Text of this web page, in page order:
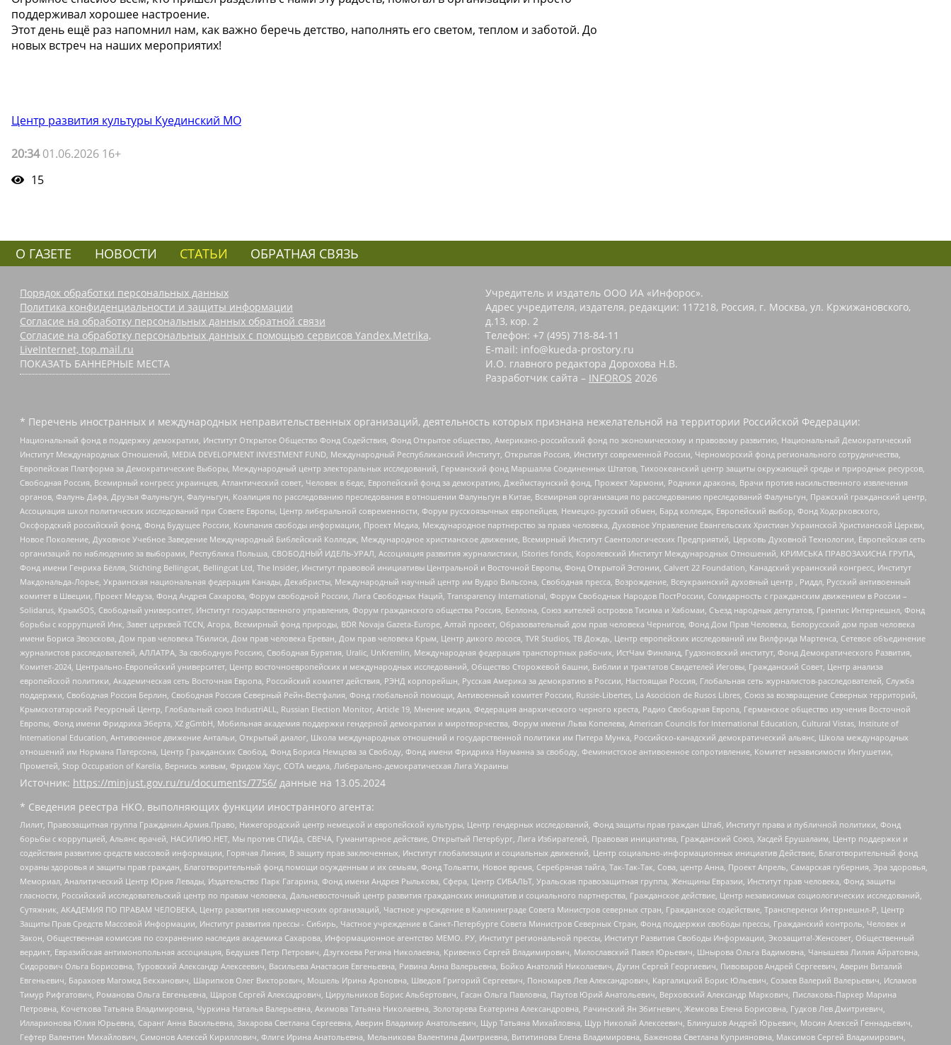
поддерживал хорошее настроение.
Этот день ещё раз напомнил нам, как важно беречь детство, наполнять его светом, теплом и заботой. До
новых встреч на наших мероприятих!
Центр развития культуры Куединский МО
20:3401.06.2026 16+
15
О ГАЗЕТЕ НОВОСТИ СТАТЬИ ОБРАТНАЯ СВЯЗЬ
Порядок обработки персональных данных
Политика конфиденциальности и защиты информации
Согласие на обработку персональных данных обратной связи
Согласие на обработку персональных данных с помощью сервисов Yandex.Metrika,
LiveInternet, top.mail.ru
ПОКАЗАТЬ БАННЕРНЫЕ МЕСТА
Учредитель и издатель ООО ИА «Инфорос».
Адрес учредителя, издателя, редакции: 117218, Россия, г. Москва, ул. Кржижановского,
д.13, кор. 2
Телефон: +7 (495) 718-84-11
E-mail: info@kueda-prostory.ru
И.О. главного редактора Дорохова Н.В.
Разработчик сайта – INFOROS 2026
* Перечень иностранных и международных неправительственных организаций, деятельность которых признана нежелательной на территории Российской Федерации:
Национальный фонд в поддержку демократии, Институт Открытое Общество Фонд Содействия, Фонд Открытое общество, Американо-российский фонд по экономическому и правовому развитию, Национальный Демократический
Институт Международных Отношений, MEDIA DEVELOPMENT INVESTMENT FUND, Международный Республиканский Институт, Открытая Россия, Институт современной России, Черноморский фонд регионального сотрудничества,
Европейская Платформа за Демократические Выборы, Международный центр электоральных исследований, Германский фонд Маршалла Соединенных Штатов, Тихоокеанский центр защиты окружающей среды и природных ресурсов,
Свободная Россия, Всемирный конгресс украинцев, Атлантический совет, Человек в беде, Европейский фонд за демократию, Джеймстаунский фонд, Прожект Хармони, Родники дракона, Врачи против насильственного извлечения
органов, Фалунь Дафа, Друзья Фалуньгун, Фалуньгун, Коалиция по расследованию преследования в отношении Фалуньгун в Китае, Всемирная организация по расследованию преследований Фалуньгун, Пражский гражданский центр,
Ассоциация школ политических исследований при Совете Европы, Центр либеральной современности, Форум русскоязычных европейцев, Немецко-русский обмен, Бард колледж, Европейский выбор, Фонд Ходорковского,
Оксфордский российский фонд, Фонд Будущее России, Компания свободы информации, Проект Медиа, Международное партнерство за права человека, Духовное Управление Евангельских Христиан Украинской Христианской Церкви,
Новое Поколение, Духовное Учебное Заведение Международный Библейский Колледж, Международное христианское движение, Всемирный Институт Саентологических Предприятий, Церковь Духовной Технологии, Европейская сеть
организаций по наблюдению за выборами, Республика Польша, СВОБОДНЫЙ ИДЕЛЬ-УРАЛ, Ассоциация развития журналистики, IStories fonds, Королевский Институт Международных Отношений, КРИМСЬКА ПРАВОЗАХИСНА ГРУПА,
Фонд имени Генриха Бёлля, Stichting Bellingcat, Bellingcat Ltd, The Insider, Институт правовой инициативы Центральной и Восточной Европы, Фонд Открытой Эстонии, Calvert 22 Foundation, Канадский украинский конгресс, Институт
Макдональда-Лорье, Украинская национальная федерация Канады, Декабристы, Международный научный центр им Вудро Вильсона, Свободная пресса, Возрождение, Всеукраинский духовный центр , Риддл, Русский антивоенный
комитет в Швеции, Проект Медуза, Фонд Андрея Сахарова, Форум свободной России, Лига Свободных Наций, Transparеncy International, Форум Свободных Народов ПостРоссии, Солидарность с гражданским движением в России –
Solidarus, КрымSOS, Свободный университет, Институт государственного управления, Форум гражданского общества Россия, Беллона, Союз жителей островов Тисима и Хабомаи, Съезд народных депутатов, Гринпис Интернешнл, Фонд
борьбы с коррупцией Инк, Завет церквей TCCN, Агора, Всемирный фонд природы, BDR Novaja Gazeta-Europe, Алтай проект, Образовательный дом прав человека Чернигов, Фонд Дом Прав Человека, Белорусский дом прав человека
имени Бориса Звозскова, Дом прав человека Тбилиси, Дом прав человека Ереван, Дом прав человека Крым, Центр дикого лосося, TVR Studios, ТВ Дождь, Центр европейских исследований им Вилфрида Мартенса, Сетевое объединение
журналистов расследователей, АЛЛАТРА, За свободную Россию, Свободная Бурятия, Uralic, UnKremlin, Международная федерация транспортных рабочих, ИстЧам Финланд, Гудзоновский институт, Фонд Демократического Развития,
Комитет-2024, Центрально-Европейский университет, Центр восточноевропейских и международных исследований, Общество Сторожевой башни, Библии и трактатов Свидетелей Иеговы, Гражданский Совет, Центр анализа
европейской политики, Академическая сеть Восточная Европа, Российский комитет действия, РЭНД корпорейшн, Русская Америка за демократию в России, Настоящая Россия, Глобальная сеть журналистов-расследователей, Служба
поддержки, Свободная Россия Берлин, Свободная Россия Северный Рейн-Вестфалия, Фонд глобальной помощи, Антивоенный комитет России, Russie-Libertes, La Asocicion de Rusos Libres, Союз за возвращение Северных территорий,
Крымскотатарский Ресурсный Центр, Глобальный союз IndustriALL, Russian Election Monitor, Article 19, Мнение медиа, Федерация анархического черного креста, Радио Свободная Европа, Германское общество изучения Восточной
Европы, Фонд имени Фридриха Эберта, XZ gGmbH, Мобильная академия поддержки гендерной демократии и миротворчества, Форум имени Льва Копелева, American Councils for International Education, Cultural Vistas, Institute of
International Education, Антивоенное движение Антальи, Открытый диалог, Школа международных отношений и государственной политики им Питера Мунка, Российско-канадский демократический альянс, Школа международных
отношений им Нормана Патерсона, Центр Гражданских Свобод, Фонд Бориса Немцова за Свободу, Фонд имени Фридриха Науманна за свободу, Феминистское антивоенное сопротивление, Комитет независимости Ингушетии,
Прометей, Stop Occupation of Karelia, Вернись живым, Фридом Хаус, СОТА медиа, Либерально-демократическая Лига Украины
Источник: https://minjust.gov.ru/ru/documents/7756/ данные на 13.05.2024
* Сведения реестра НКО, выполняющих функции иностранного агента:
Лилит, Правозащитная группа Гражданин.Армия.Право, Нижегородский центр немецкой и европейской культуры, Центр гендерных исследований, Фонд защиты прав граждан Штаб, Институт права и публичной политики, Фонд
борьбы с коррупцией, Альянс врачей, НАСИЛИЮ.НЕТ, Мы против СПИДа, СВЕЧА, Гуманитарное действие, Открытый Петербург, Лига Избирателей, Правовая инициатива, Гражданский Союз, Хасдей Ерушалаим, Центр поддержки и
содействия развитию средств массовой информации, Горячая Линия, В защиту прав заключенных, Институт глобализации и социальных движений, Центр социально-информационных инициатив Действие, Благотворительный фонд
охраны здоровья и защиты прав граждан, Благотворительный фонд помощи осужденным и их семьям, Фонд Тольятти, Новое время, Серебряная тайга, Так-Так-Так, Сова, центр Анна, Проект Апрель, Самарская губерния, Эра здоровья,
Мемориал, Аналитический Центр Юрия Левады, Издательство Парк Гагарина, Фонд имени Андрея Рылькова, Сфера, Центр СИБАЛЬТ, Уральская правозащитная группа, Женщины Евразии, Институт прав человека, Фонд защиты
гласности, Российский исследовательский центр по правам человека, Дальневосточный центр развития гражданских инициатив и социального партнерства, Гражданское действие, Центр независимых социологических исследований,
Сутяжник, АКАДЕМИЯ ПО ПРАВАМ ЧЕЛОВЕКА, Центр развития некоммерческих организаций, Частное учреждение в Калининграде Совета Министров северных стран, Гражданское содействие, Трансперенси Интернешнл-Р, Центр
Защиты Прав Средств Массовой Информации, Институт развития прессы - Сибирь, Частное учреждение в Санкт-Петербурге Совета Министров Северных Стран, Фонд поддержки свободы прессы, Гражданский контроль, Человек и
Закон, Общественная комиссия по сохранению наследия академика Сахарова, Информационное агентство МЕМО. РУ, Институт региональной прессы, Институт Развития Свободы Информации, Экозащита!-Женсовет, Общественный
вердикт, Евразийская антимонопольная ассоциация, Бедушев Петр Петрович, Дзугкоева Регина Николаевна, Кривенко Сергей Владимирович, Милославский Павел Юрьевич, Шнырова Ольга Вадимовна, Чанышева Лилия Айратовна,
Сидорович Ольга Борисовна, Туровский Александр Алексеевич, Васильева Анастасия Евгеньевна, Ривина Анна Валерьевна, Бойко Анатолий Николаевич, Дугин Сергей Георгиевич, Пивоваров Андрей Сергеевич, Аверин Виталий
Евгеньевич, Барахоев Магомед Бекханович, Шарипков Олег Викторович, Мошель Ирина Ароновна, Шведов Григорий Сергеевич, Пономарев Лев Александрович, Каргалицкий Борис Юльевич, Созаев Валерий Валерьевич, Исламов
Тимур Рифгатович, Романова Ольга Евгеньевна, Щаров Сергей Алексадрович, Цирульников Борис Альбертович, Гасан Ольга Павловна, Паутов Юрий Анатольевич, Верховский Александр Маркович, Пислакова-Паркер Марина
Петровна, Кочеткова Татьяна Владимировна, Чуркина Наталья Валерьевна, Акимова Татьяна Николаевна, Золотарева Екатерина Александровна, Рачинский Ян Збигневич, Жемкова Елена Борисовна, Гудков Лев Дмитриевич,
Илларионова Юлия Юрьевна, Саранг Анна Васильевна, Захарова Светлана Сергеевна, Аверин Владимир Анатольевич, Щур Татьяна Михайловна, Щур Николай Алексеевич, Блинушов Андрей Юрьевич, Мосин Алексей Геннадьевич,
Гефтер Валентин Михайлович, Симонов Алексей Кириллович, Флиге Ирина Анатольевна, Мельникова Валентина Дмитриевна, Вититинова Елена Владимировна, Баженова Светлана Куприяновна, Максимов Сергей Владимирович,